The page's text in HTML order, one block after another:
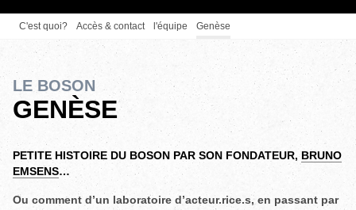
C'est quoi? Accès & contact l'équipe Genèse
LE BOSON
GENÈSE
PETITE HISTOIRE DU BOSON PAR SON FONDATEUR,BRUNO
EMSENS…
Ou comment d’un laboratoire d’acteur.rice.s, en passant par